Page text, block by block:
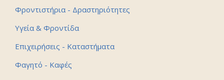
Φροντιστήρια - Δραστηριότητες
Υγεία & Φροντίδα
Επιχειρήσεις - Καταστήματα
Φαγητό - Καφές